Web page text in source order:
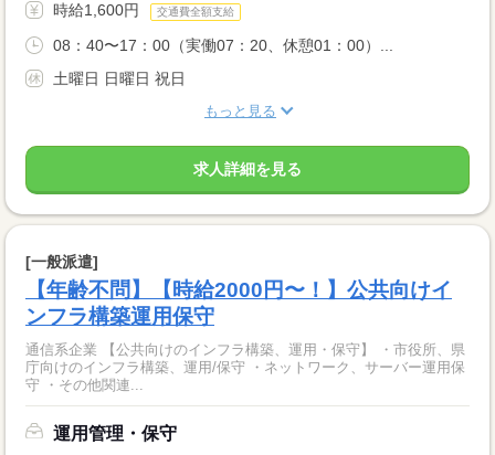
時給1,600円 交通費全額支給
08：40〜17：00（実働07：20、休憩01：00）...
土曜日 日曜日 祝日
もっと見る
求人詳細を見る
[一般派遣]
【年齢不問】【時給2000円〜！】公共向けイ
ンフラ構築運用保守
通信系企業 【公共向けのインフラ構築、運用・保守】 ・市役所、県
庁向けのインフラ構築、運用/保守 ・ネットワーク、サーバー運用保
守 ・その他関連...
運用管理・保守